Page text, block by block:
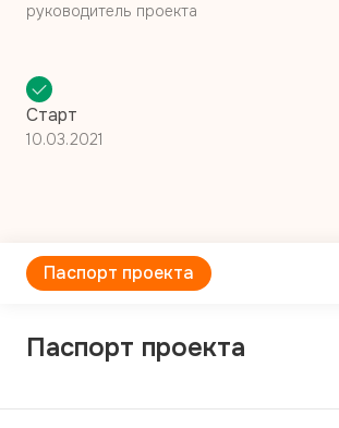
руководитель проекта
Старт
10.03.2021
Паспорт проекта
Паспорт проекта